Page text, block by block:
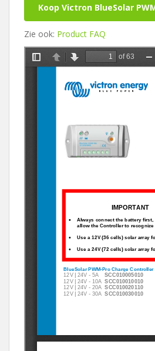
Koop Victron BlueSolar
Zie ook: Product FAQ